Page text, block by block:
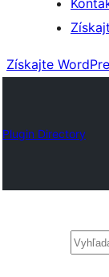
Získajte
Plugin Directory